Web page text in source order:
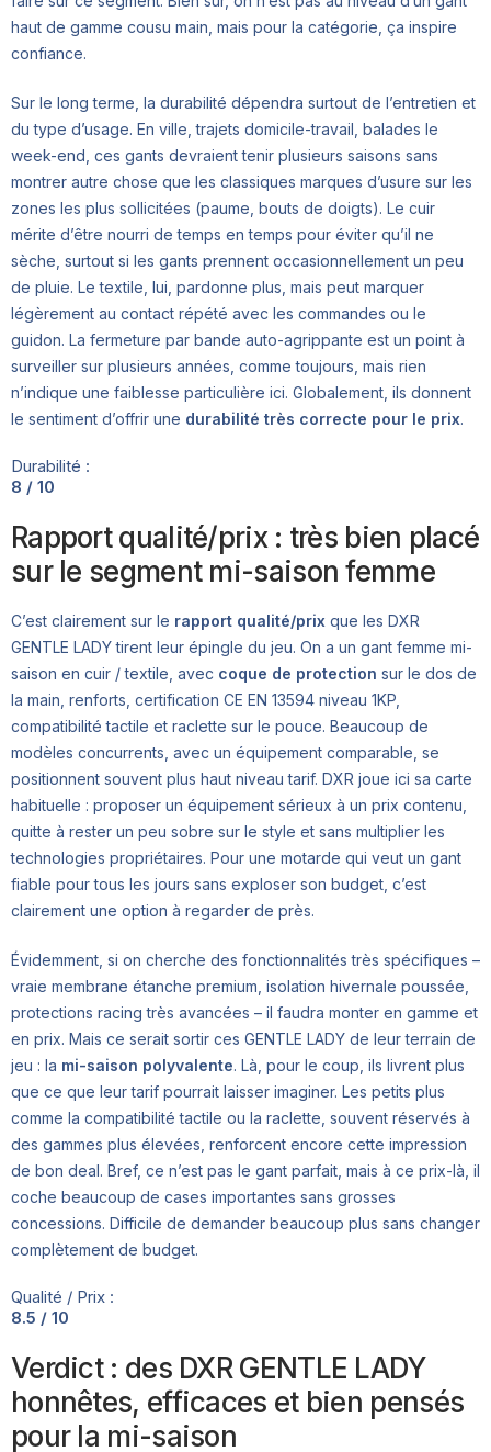
haut de gamme cousu main, mais pour la catégorie, ça inspire
confiance.
Sur le long terme, la durabilité dépendra surtout de l’entretien et
du type d’usage. En ville, trajets domicile-travail, balades le
week-end, ces gants devraient tenir plusieurs saisons sans
montrer autre chose que les classiques marques d’usure sur les
zones les plus sollicitées (paume, bouts de doigts). Le cuir
mérite d’être nourri de temps en temps pour éviter qu’il ne
sèche, surtout si les gants prennent occasionnellement un peu
de pluie. Le textile, lui, pardonne plus, mais peut marquer
légèrement au contact répété avec les commandes ou le
guidon. La fermeture par bande auto-agrippante est un point à
surveiller sur plusieurs années, comme toujours, mais rien
n’indique une faiblesse particulière ici. Globalement, ils donnent
le sentiment d’offrir une durabilité très correcte pour le prix.
Durabilité :
8 / 10
Rapport qualité/prix : très bien placé
sur le segment mi-saison femme
C’est clairement sur le rapport qualité/prix que les DXR
GENTLE LADY tirent leur épingle du jeu. On a un gant femme mi-
saison en cuir / textile, avec coque de protection sur le dos de
la main, renforts, certification CE EN 13594 niveau 1KP,
compatibilité tactile et raclette sur le pouce. Beaucoup de
modèles concurrents, avec un équipement comparable, se
positionnent souvent plus haut niveau tarif. DXR joue ici sa carte
habituelle : proposer un équipement sérieux à un prix contenu,
quitte à rester un peu sobre sur le style et sans multiplier les
technologies propriétaires. Pour une motarde qui veut un gant
fiable pour tous les jours sans exploser son budget, c’est
clairement une option à regarder de près.
Évidemment, si on cherche des fonctionnalités très spécifiques –
vraie membrane étanche premium, isolation hivernale poussée,
protections racing très avancées – il faudra monter en gamme et
en prix. Mais ce serait sortir ces GENTLE LADY de leur terrain de
jeu : la mi-saison polyvalente. Là, pour le coup, ils livrent plus
que ce que leur tarif pourrait laisser imaginer. Les petits plus
comme la compatibilité tactile ou la raclette, souvent réservés à
des gammes plus élevées, renforcent encore cette impression
de bon deal. Bref, ce n’est pas le gant parfait, mais à ce prix-là, il
coche beaucoup de cases importantes sans grosses
concessions. Difficile de demander beaucoup plus sans changer
complètement de budget.
Qualité / Prix :
8.5 / 10
Verdict : des DXR GENTLE LADY
honnêtes, efficaces et bien pensés
pour la mi-saison